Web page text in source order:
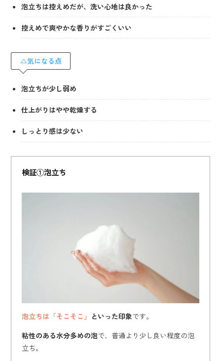
泡立ちは控えめだが、洗い心地は良かった
控えめで爽やかな香りがすごくいい
△気になる点
泡立ちが少し弱め
仕上がりはやや乾燥する
しっとり感は少ない
検証①泡立ち
泡立ちは「そこそこ」 といった印象です。
粘性のある水分多めの泡で、普通より少し良い程度の泡
立ち。